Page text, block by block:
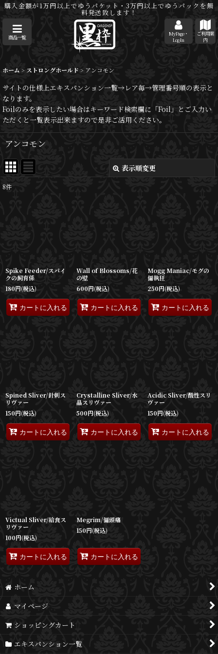
購入金額が1万円以上でゆうパケット・3万円以上でゆうパックを無
料発送致します！
商品一覧
MyPage・
Log-In
ご利用案
内
ホーム > ストロングホールド > アンコモン
サイトの仕様上エキスパンション一覧→レア毎→管理番号順の表示と
なります。
Foilのみを表示したい場合はキーワード検索欄に「Foil」とご入力い
ただくと一覧表示出来ますので是非ご活用ください。
アンコモン
表示順変更
8件
Spike Feeder/スパイ
クの飼育係
180円(税込)
カートに入れる
Wall of Blossoms/花
の壁
600円(税込)
カートに入れる
Mogg Maniac/モグの
偏執狂
250円(税込)
カートに入れる
Spined Sliver/針刺ス
リヴァー
150円(税込)
カートに入れる
Crystalline Sliver/水
晶スリヴァー
500円(税込)
カートに入れる
Acidic Sliver/酸性スリ
ヴァー
150円(税込)
カートに入れる
Victual Sliver/給食ス
リヴァー
100円(税込)
カートに入れる
Megrim/偏頭痛
150円(税込)
カートに入れる
ホーム
マイページ
ショッピングカート
エキスパンション一覧